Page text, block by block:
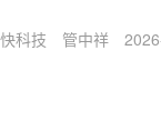
快科技 管中祥